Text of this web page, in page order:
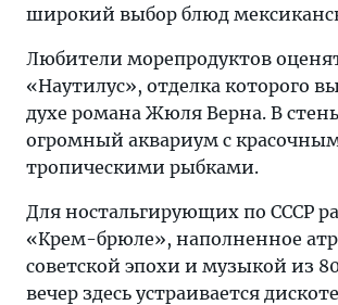
широкий выбор блюд
Любители морепродуктов
«Наутилус», отделка которого
духе романа Жюля Верна. В
огромный аквариум с
тропическими рыбками.
Для ностальгирующих по СССР
«Крем-брюле», наполненное
советской эпохи и музыкой из
вечер здесь устраивается